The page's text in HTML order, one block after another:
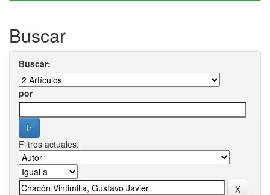
Buscar
Buscar:
por
Filtros actuales: